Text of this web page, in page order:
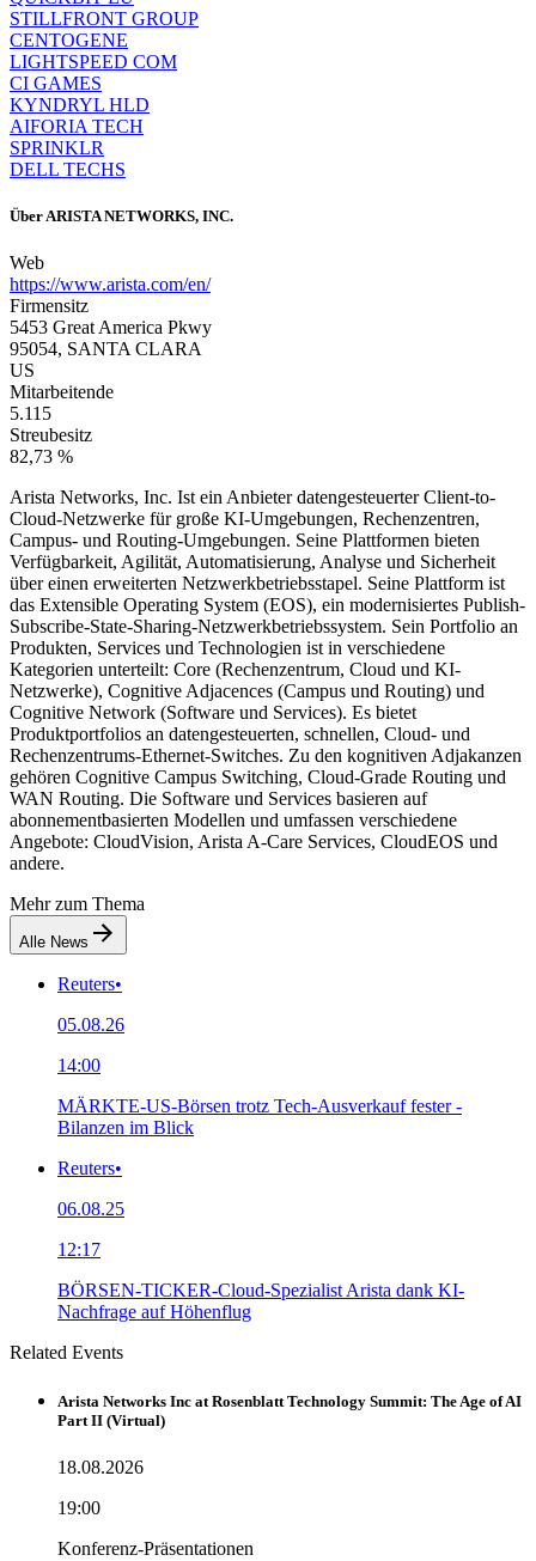
STILLFRONT GROUP
CENTOGENE
LIGHTSPEED COM
CI GAMES
KYNDRYL HLD
AIFORIA TECH
SPRINKLR
DELL TECHS
Über ARISTA NETWORKS, INC.
Web
https://www.arista.com/en/
Firmensitz
5453 Great America Pkwy
95054, SANTA CLARA
US
Mitarbeitende
5.115
Streubesitz
82,73 %
Arista Networks, Inc. Ist ein Anbieter datengesteuerter Client-to-
Cloud-Netzwerke für große KI-Umgebungen, Rechenzentren,
Campus- und Routing-Umgebungen. Seine Plattformen bieten
Verfügbarkeit, Agilität, Automatisierung, Analyse und Sicherheit
über einen erweiterten Netzwerkbetriebsstapel. Seine Plattform ist
das Extensible Operating System (EOS), ein modernisiertes Publish-
Subscribe-State-Sharing-Netzwerkbetriebssystem. Sein Portfolio an
Produkten, Services und Technologien ist in verschiedene
Kategorien unterteilt: Core (Rechenzentrum, Cloud und KI-
Netzwerke), Cognitive Adjacences (Campus und Routing) und
Cognitive Network (Software und Services). Es bietet
Produktportfolios an datengesteuerten, schnellen, Cloud- und
Rechenzentrums-Ethernet-Switches. Zu den kognitiven Adjakanzen
gehören Cognitive Campus Switching, Cloud-Grade Routing und
WAN Routing. Die Software und Services basieren auf
abonnementbasierten Modellen und umfassen verschiedene
Angebote: CloudVision, Arista A-Care Services, CloudEOS und
andere.
Mehr zum Thema
Alle News
Reuters•
05.08.26
14:00
MÄRKTE-US-Börsen trotz Tech-Ausverkauf fester -
Bilanzen im Blick
Reuters•
06.08.25
12:17
BÖRSEN-TICKER-Cloud-Spezialist Arista dank KI-
Nachfrage auf Höhenflug
Related Events
Arista Networks Inc at Rosenblatt Technology Summit: The Age of AI
Part II (Virtual)
18.08.2026
19:00
Konferenz-Präsentationen